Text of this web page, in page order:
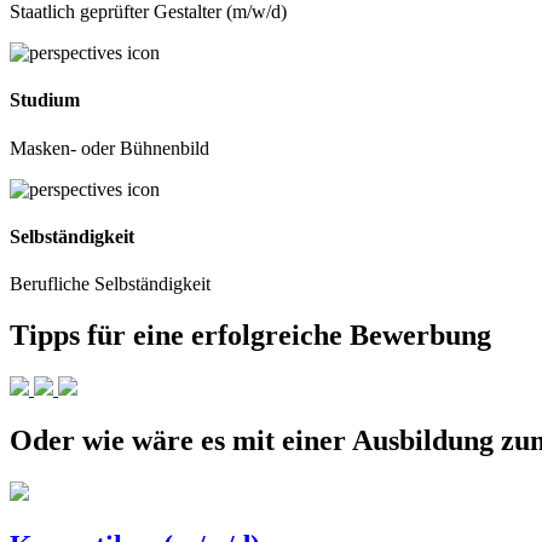
Staatlich geprüfter Gestalter (m/w/d)
Studium
Masken- oder Bühnenbild
Selbständigkeit
Berufliche Selbständigkeit
Tipps für eine erfolgreiche Bewerbung
Oder wie wäre es mit einer Ausbildung